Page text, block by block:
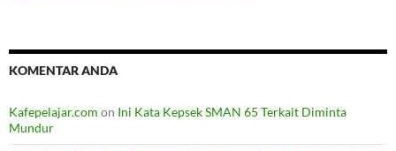
KOMENTAR ANDA
Kafepelajar.com on Ini Kata Kepsek SMAN 65 Terkait Diminta
Mundur